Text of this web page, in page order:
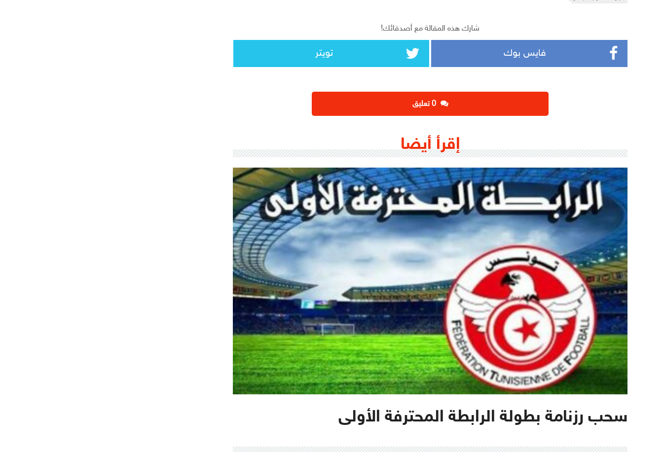
شارك هذه المقالة مع أصدقائك!
فايس بوك تويتر
‫0 تعليق
إقرأ أيضا
سحب رزنامة بطولة الرابطة المحترفة الأولى